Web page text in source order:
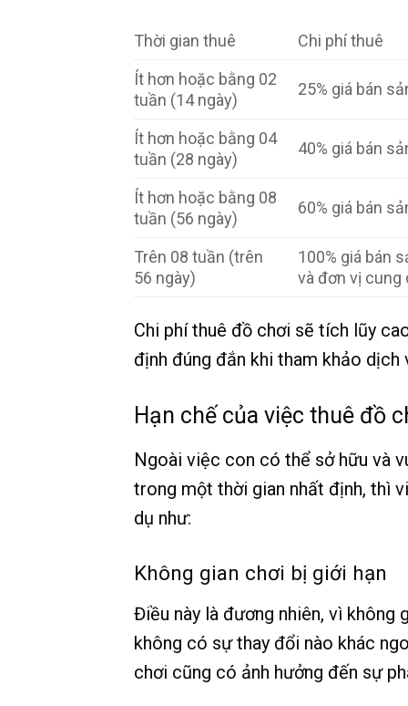
Thời gian thuê
Chi phí thuê
Ít hơn hoặc bằng 02
tuần (14 ngày)
25% giá bán
Ít hơn hoặc bằng 04
tuần (28 ngày)
40% giá bán
Ít hơn hoặc bằng 08
tuần (56 ngày)
60% giá bán
Trên 08 tuần (trên
56 ngày)
100% giá bán
và đơn vị cung
Chi phí thuê đồ chơi sẽ tích lũy
định đúng đắn khi tham khảo dịch
Hạn chế của việc thuê đồ
Ngoài việc con có thể sở hữu và
trong một thời gian nhất định, thì
dụ như:
Không gian chơi bị giới hạn
Điều này là đương nhiên, vì không
không có sự thay đổi nào khác
chơi cũng có ảnh hưởng đến sự